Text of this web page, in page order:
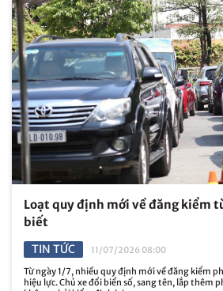
Loạt quy định mới về đăng kiểm
biết
TIN TỨC
11/07/2026 08:00
Từ ngày 1/7, nhiều quy định mới về đăng kiểm
hiệu lực. Chủ xe đổi biển số, sang tên, lắp thêm